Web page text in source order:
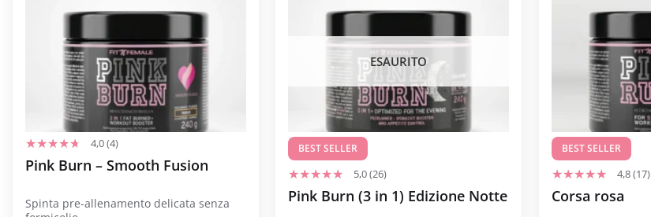
4,0 (4)
Pink Burn – Smooth Fusion
Spinta pre-allenamento delicata senza
scelte
nella
del
ESAURITO
BEST SELLER
5,0 (26)
Pink Burn (3 in 1) Edizione Notte
scelte
nella
pagina
del
BEST SELLER
4,8 (17)
Corsa rosa
essere
scelte
nella
pagina